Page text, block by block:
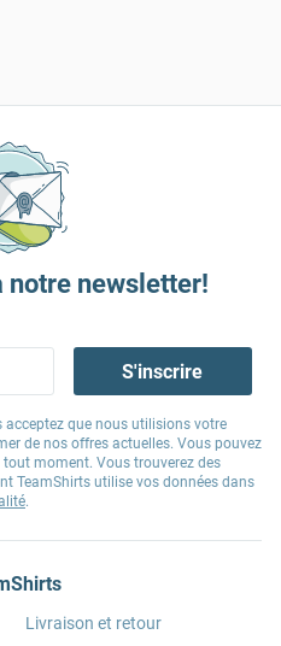
notre newsletter!
S'inscrire
acceptez que nous utilisions votre
de nos offres actuelles. Vous pouvez
moment. Vous trouverez des
TeamShirts utilise vos données dans
.
Livraison et retour